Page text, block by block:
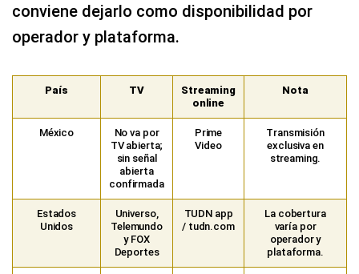
conviene dejarlo como disponibilidad por
operador y plataforma.
País TV
Streaming
online
Nota
México
No va por
TV abierta;
sin señal
abierta
confirmada
Prime
Video
Transmisión
exclusiva en
streaming.
Estados
Unidos
Universo,
Telemundo
y FOX
Deportes
TUDN app
/ tudn.com
La cobertura
varía por
operador y
plataforma.